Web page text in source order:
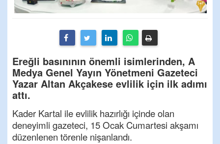
Ereğli basınının önemli isimlerinden, A
Medya Genel Yayın Yönetmeni Gazeteci
Yazar Altan Akçakese evlilik için ilk adımı
attı.
Kader Kartal ile evlilik hazırlığı içinde olan
deneyimli gazeteci, 15 Ocak Cumartesi akşamı
düzenlenen törenle nişanlandı.